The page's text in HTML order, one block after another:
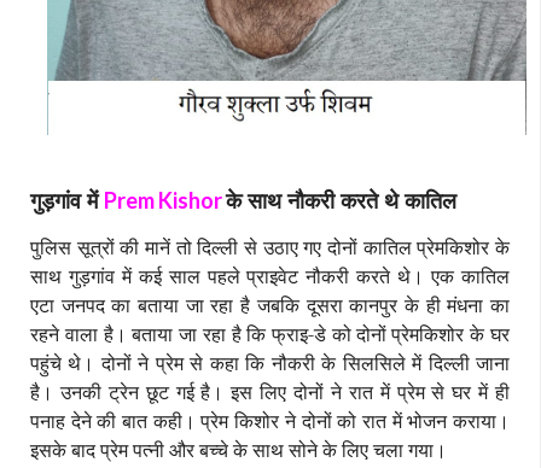
गुड़गांव मेंPrem Kishorके साथ नौकरी करते थे कातिल
पुलिस सूत्रों की मानें तो दिल्ली से उठाए गए दोनों कातिल प्रेमकिशोर के
साथ गुड़गांव में कई साल पहले प्राइवेट नौकरी करते थे। एक कातिल
एटा जनपद का बताया जा रहा है जबकि दूसरा कानपुर के ही मंधना का
रहने वाला है। बताया जा रहा है कि फ्राइ-डे कोदोनों प्रेमकिशोर के घर
पहुंचे थे। दोनों ने प्रेम से कहा कि नौकरी के सिलसिले में दिल्ली जाना
है। उनकी ट्रेन छूट गई है। इस लिए दोनों ने रात में प्रेम से घर में ही
पनाह देने की बात कही। प्रेम किशोर ने दोनों को रात में भोजन कराया।
इसके बाद प्रेम पत्नी और बच्चे के साथ सोने के लिए चला गया।